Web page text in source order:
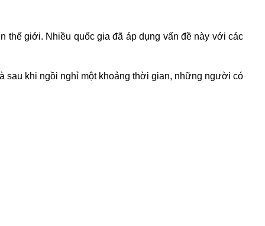
thế giới. Nhiều quốc gia đã áp dụng vấn đề này với các
sau khi ngồi nghỉ một khoảng thời gian, những người có